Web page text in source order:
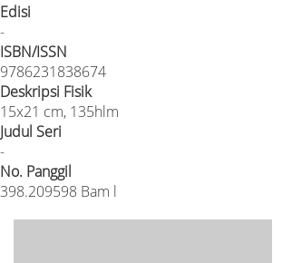
Edisi
-
ISBN/ISSN
9786231838674
Deskripsi Fisik
15x21 cm, 135hlm
Judul Seri
-
No. Panggil
398.209598 Bam l